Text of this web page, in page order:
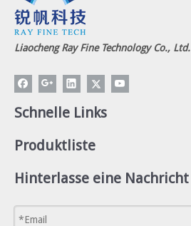
Liaocheng Ray Fine Technology Co., Ltd.
Schnelle Links
Produktliste
Hinterlasse eine Nachricht